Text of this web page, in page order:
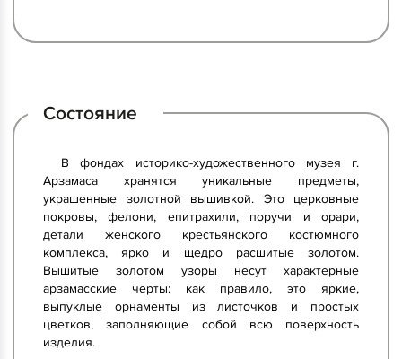
Состояние
В фондах историко-художественного музея г.
Арзамаса хранятся уникальные предметы,
украшенные золотной вышивкой. Это церковные
покровы, фелони, епитрахили, поручи и орари,
детали женского крестьянского костюмного
комплекса, ярко и щедро расшитые золотом.
Вышитые золотом узоры несут характерные
арзамасские черты: как правило, это яркие,
выпуклые орнаменты из листочков и простых
цветков, заполняющие собой всю поверхность
изделия.